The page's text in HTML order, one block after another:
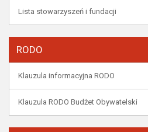
Lista stowarzyszeń i fundacji
RODO
Klauzula informacyjna RODO
Klauzula RODO Budżet Obywatelski